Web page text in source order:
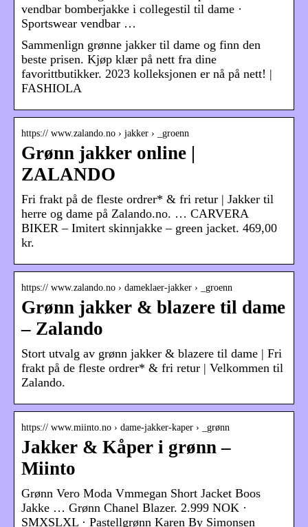
vendbar bomberjakke i collegestil til dame ·
Sportswear vendbar …
Sammenlign grønne jakker til dame og finn den
beste prisen. Kjøp klær på nett fra dine
favorittbutikker. 2023 kolleksjonen er nå på nett! |
FASHIOLA
https:// www.zalando.no › jakker › _groenn
Grønn jakker online |
ZALANDO
Fri frakt på de fleste ordrer* & fri retur | Jakker til
herre og dame på Zalando.no. … CARVERA
BIKER – Imitert skinnjakke – green jacket. 469,00
kr.
https:// www.zalando.no › dameklaer-jakker › _groenn
Grønn jakker & blazere til dame
– Zalando
Stort utvalg av grønn jakker & blazere til dame | Fri
frakt på de fleste ordrer* & fri retur | Velkommen til
Zalando.
https:// www.miinto.no › dame-jakker-kaper › _grønn
Jakker & Kåper i grønn –
Miinto
Grønn Vero Moda Vmmegan Short Jacket Boos
Jakke … Grønn Chanel Blazer. 2.999 NOK ·
SMXSLXL · Pastellgrønn Karen By Simonsen